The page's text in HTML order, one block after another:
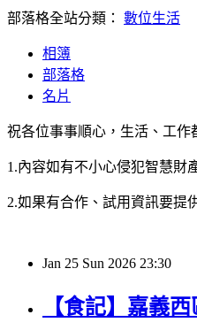
部落格全站分類： 數位生活
相簿
部落格
名片
祝各位事事順心，生活、工作
1.內容如有不小心侵犯智慧財
2.如果有合作、試用資訊要提
Jan 25 Sun 2026 23:30
【食記】嘉義